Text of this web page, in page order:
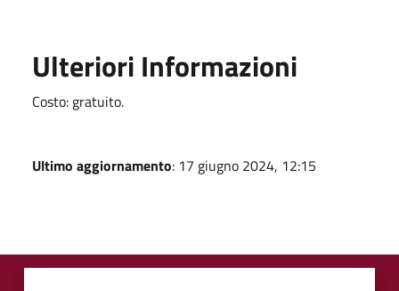
Ulteriori Informazioni
Costo: gratuito.
Ultimo aggiornamento: 17 giugno 2024, 12:15